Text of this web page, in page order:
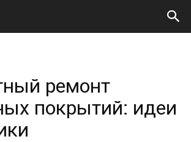
ремонт
покрытий: идеи